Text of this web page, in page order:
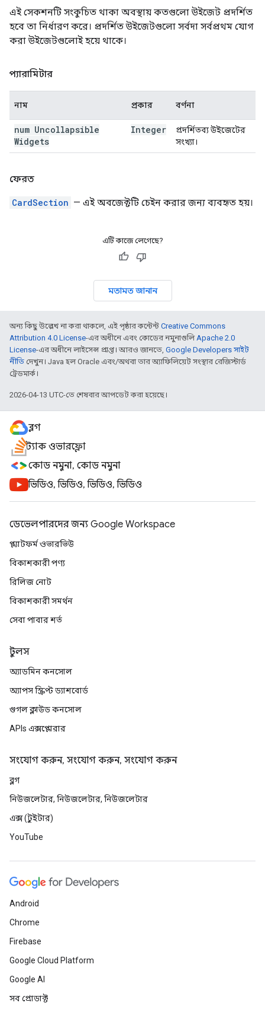
এই সেকশনটি সংকুচিত থাকা অবস্থায় কতগুলো উইজেট প্রদর্শিত
হবে তা নির্ধারণ করে। প্রদর্শিত উইজেটগুলো সর্বদা সর্বপ্রথম যোগ
করা উইজেটগুলোই হয়ে থাকে।
প্যারামিটার
নাম প্রকার বর্ণনা
num Uncollapsible
Widgets
Integer
প্রদর্শিতব্য উইজেটের
সংখ্যা।
ফেরত
CardSection — এই অবজেক্টটি চেইন করার জন্য ব্যবহৃত হয়।
এটি কাজে লেগেছে?
মতামত জানান
অন্য কিছু উল্লেখ না করা থাকলে, এই পৃষ্ঠার কন্টেন্ট Creative Commons
Attribution 4.0 License-এর অধীনে এবং কোডের নমুনাগুলিApache 2.0
License-এর অধীনে লাইসেন্স প্রাপ্ত। আরও জানতে, Google Developers সাইট
নীতি দেখুন। Java হল Oracle এবং/অথবা তার অ্যাফিলিয়েট সংস্থার রেজিস্টার্ড
ট্রেডমার্ক।
2026-04-13 UTC-তে শেষবার আপডেট করা হয়েছে।
ব্লগ
স্ট্যাক ওভারফ্লো
কোড নমুনা, কোড নমুনা
ভিডিও, ভিডিও, ভিডিও, ভিডিও
ডেভেলপারদের জন্য Google Workspace
প্ল্যাটফর্ম ওভারভিউ
বিকাশকারী পণ্য
রিলিজ নোট
বিকাশকারী সমর্থন
সেবা পাবার শর্ত
টুলস
অ্যাডমিন কনসোল
অ্যাপস স্ক্রিপ্ট ড্যাশবোর্ড
গুগল ক্লাউড কনসোল
APIs এক্সপ্লোরার
সংযোগ করুন, সংযোগ করুন, সংযোগ করুন
ব্লগ
নিউজলেটার, নিউজলেটার, নিউজলেটার
এক্স (টুইটার)
YouTube
Android
Chrome
Firebase
Google Cloud Platform
Google AI
সব প্রোডাক্ট